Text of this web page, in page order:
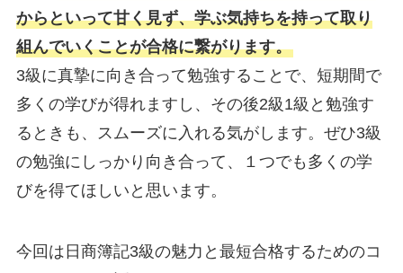
からといって甘く見ず、学ぶ気持ちを持って取り
組んでいくことが合格に繋がります。
3級に真摯に向き合って勉強することで、短期間で
多くの学びが得れますし、その後2級1級と勉強す
るときも、スムーズに入れる気がします。ぜひ3級
の勉強にしっかり向き合って、１つでも多くの学
びを得てほしいと思います。
今回は日商簿記3級の魅力と最短合格するためのコ